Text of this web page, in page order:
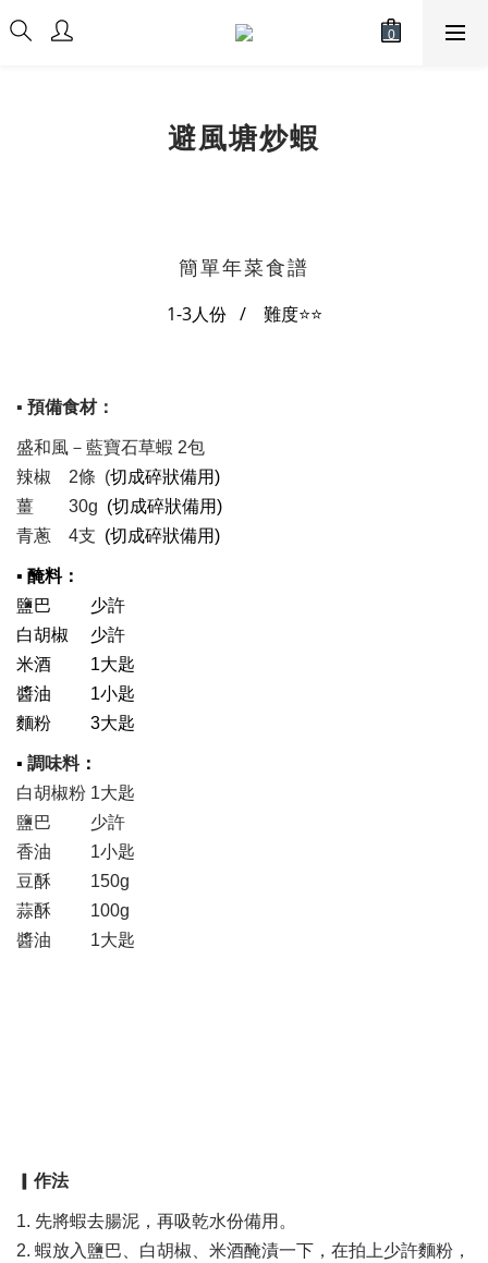
避風塘炒蝦
簡單年菜食譜
1-3人份 / 難度⭐⭐
▪ 預備食材：
盛和風－藍寶石草蝦 2包​
辣椒 2條 (切成碎狀備用)
薑 30g (切成碎狀備用)
​青蔥 4支 (切成碎狀備用)
▪ 醃料：
鹽巴 少許​
白胡椒 少許​
米酒 1大匙​
醬油 1小匙​
麵粉 3大匙
▪ 調味料 ：
白胡椒粉 1大匙​
鹽巴 少許​
香油 1小匙​
豆酥 150g​
蒜酥 100g​
醬油 1大匙
作法
1. 先將蝦去腸泥，再吸乾水份備用。
2. 蝦放入鹽巴、白胡椒、米酒醃漬一下，在拍上少許麵粉，